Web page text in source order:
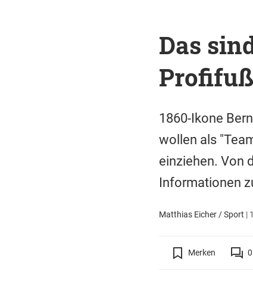
Das
1860-Ikone
wollen als
einziehen. Von
Informationen
Matthias Eicher / Sport |
Merken 0